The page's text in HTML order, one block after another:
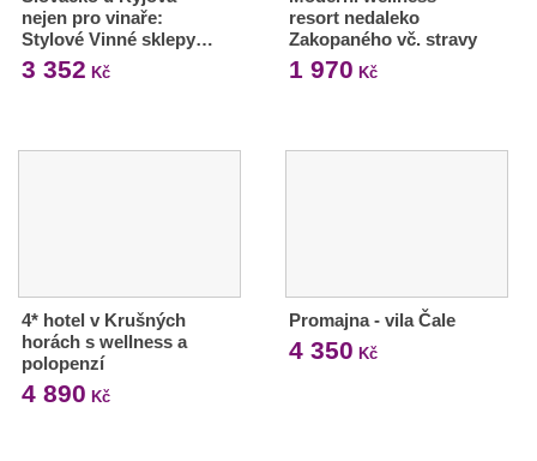
nejen pro vinaře:
Stylové Vinné sklepy…
3 352 Kč
resort nedaleko
Zakopaného vč. stravy
1 970 Kč
4* hotel v Krušných
horách s wellness a
polopenzí
4 890 Kč
Promajna - vila Čale
4 350 Kč